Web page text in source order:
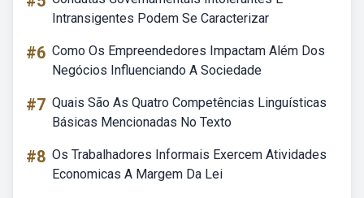
Intransigentes Podem Se Caracterizar
#6 Como Os Empreendedores Impactam Além Dos
Negócios Influenciando A Sociedade
#7 Quais São As Quatro Competências Linguísticas
Básicas Mencionadas No Texto
#8 Os Trabalhadores Informais Exercem Atividades
Economicas A Margem Da Lei